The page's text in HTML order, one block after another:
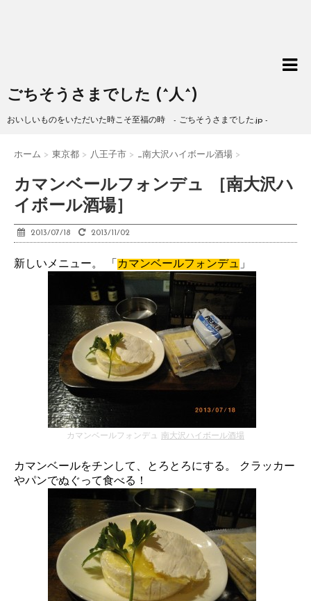
ごちそうさまでした (^人^)
おいしいものをいただいた時こそ至福の時 - ごちそうさまでした.jp -
ホーム > 東京都 > 八王子市 > _南大沢ハイボール酒場 >
カマンベールフォンデュ ［南大沢ハ
イボール酒場］
2013/07/18 2013/11/02
新しいメニュー。 「 カマンベールフォンデュ 」
カマンベールフォンデュ 南大沢ハイボール酒場
カマンベールをチンして、とろとろにする。 クラッカー
やパンでぬぐって食べる！